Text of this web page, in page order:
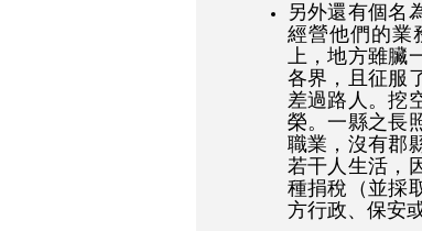
另外還有個名
經營他們的業
上，地方雖臟
各界，且征服
差過路人。挖
榮。一縣之長
職業，沒有郡
若干人生活，
種捐稅（並採
方行政、保安